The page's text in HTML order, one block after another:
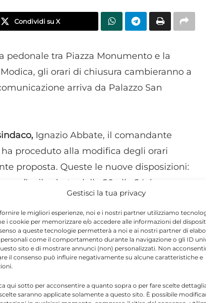
Gestisci la tua privacy
le migliori esperienze, noi e i nostri partner utilizziamo
i cookie per memorizzare e/o accedere alle informazioni del
a queste tecnologie permetterà a noi e ai nostri partner di
come il comportamento durante la navigazione o gli ID
sito e di mostrare annunci (non) personalizzati. Non
il consenso può influire negativamente su alcune caratteristiche e
qui sotto per acconsentire a quanto sopra o per fare scelte
saranno applicate solamente a questo sito. È possibile
Condividi su X
pedonale tra Piazza Monumento e la
gli orari di chiusura cambieranno a
arriva da Palazzo San
Ignazio Abbate, il comandante
proceduto alla modifica degli orari
proposta. Queste le nuove disposizioni:
e il sabato dalle 20 alle 24; la
Send Share
ATTUALITÀ